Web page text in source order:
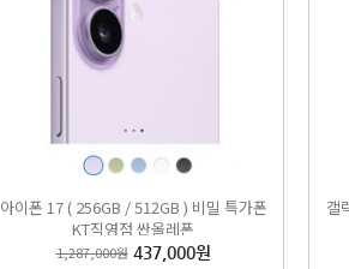
1,353,000원
240,000원
BEST
아이폰 17 ( 256GB / 512GB ) 비밀 특가폰
KT직영점 싼올레폰
1,287,000원 437,000원
갤